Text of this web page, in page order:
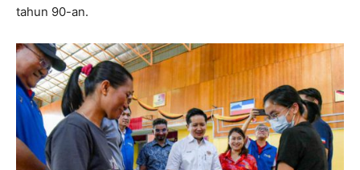
tahun 90-an.